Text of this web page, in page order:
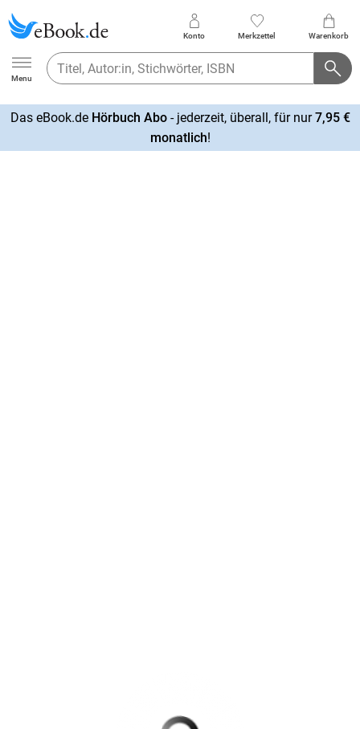
Ebook.de
Menu
Konto Merkzettel Warenkorb
Das eBook.de Hörbuch Abo- jederzeit, überall, für nur7,95 €
monatlich!